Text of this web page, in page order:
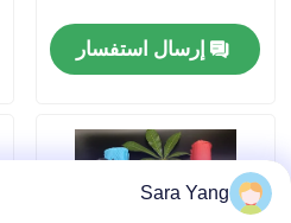
أخبار
القضايا
الحقائب البريدية فقاعي
إرسال استفسار
Sara Yang